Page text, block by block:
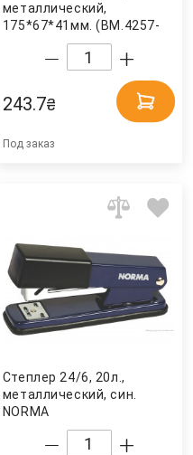
металлический,
175*67*41мм. (BM.4257-
02), син. BuroMax
243.7₴
Под заказ
Степлер 24/6, 20л.,
металлический, син.
NORMA